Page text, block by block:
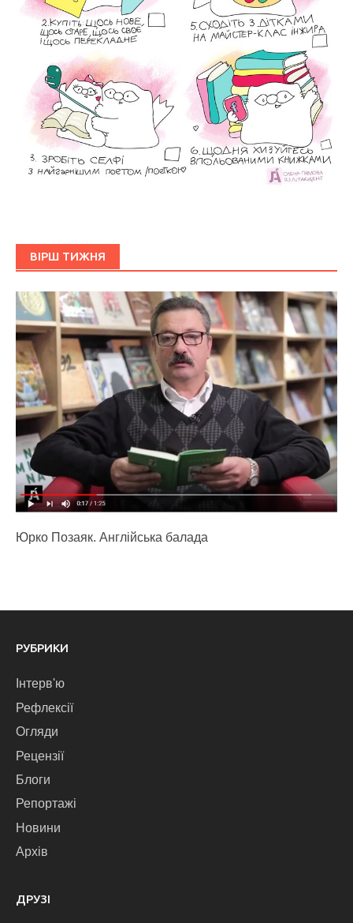
ВІРШ ТИЖНЯ
Юрко Позаяк. Англійська балада
РУБРИКИ
Інтерв'ю
Рефлексії
Огляди
Рецензії
Блоги
Репортажі
Новини
Архів
ДРУЗІ